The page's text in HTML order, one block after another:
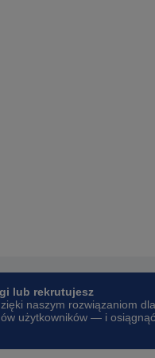
lub rekrutujesz
naszym rozwiązaniom dla
użytkowników — i osiągnąć